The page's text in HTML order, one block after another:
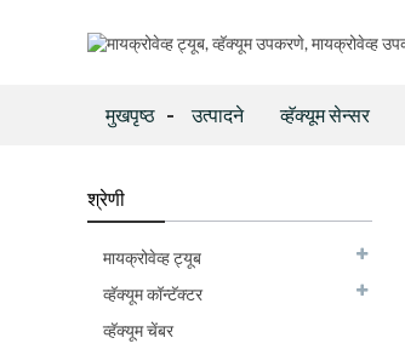
मुखपृष्ठ उत्पादने व्हॅक्यूम सेन्सर
श्रेणी
मायक्रोवेव्ह ट्यूब
व्हॅक्यूम कॉन्टॅक्टर
व्हॅक्यूम चेंबर